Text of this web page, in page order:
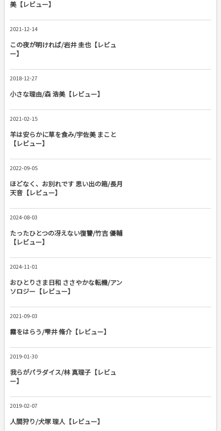
美【レビュー】
2021-12-14
この夜が明ければ/岩井 圭也【レビュ
ー】
2018-12-27
小さな理由/森 浩美【レビュー】
2021-02-15
羊は安らかに草を食み/宇佐美 まこと
【レビュー】
2022-09-05
ほどなく、お別れです 思い出の箱/長月
天音【レビュー】
2024-08-03
たったひとつの冴えない復讐/竹吉 優輔
【レビュー】
2024-11-01
おひとりさま日和 ささやかな転機/アン
ソロジー【レビュー】
2021-09-03
霧をはらう/雫井 脩介【レビュー】
2019-01-30
我らがパラダイス/林 真理子【レビュ
ー】
2019-02-07
人間狩り/犬塚 理人【レビュー】